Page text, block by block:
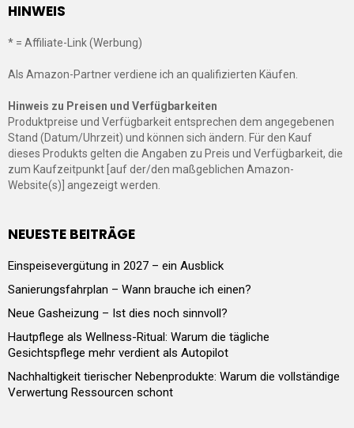
HINWEIS
* = Affiliate-Link (Werbung)
Als Amazon-Partner verdiene ich an qualifizierten Käufen.
Hinweis zu Preisen und Verfügbarkeiten
Produktpreise und Verfügbarkeit entsprechen dem angegebenen
Stand (Datum/Uhrzeit) und können sich ändern. Für den Kauf
dieses Produkts gelten die Angaben zu Preis und Verfügbarkeit, die
zum Kaufzeitpunkt [auf der/den maßgeblichen Amazon-
Website(s)] angezeigt werden.
NEUESTE BEITRÄGE
Einspeisevergütung in 2027 – ein Ausblick
Sanierungsfahrplan – Wann brauche ich einen?
Neue Gasheizung – Ist dies noch sinnvoll?
Hautpflege als Wellness-Ritual: Warum die tägliche
Gesichtspflege mehr verdient als Autopilot
Nachhaltigkeit tierischer Nebenprodukte: Warum die vollständige
Verwertung Ressourcen schont